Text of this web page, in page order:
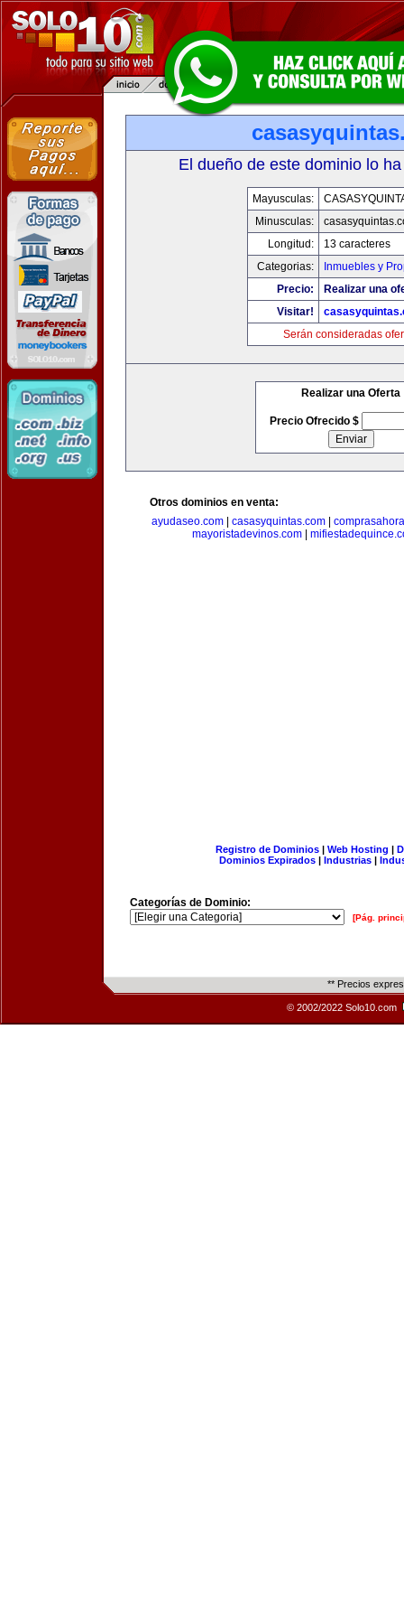
El dueño de este dominio lo
Mayusculas:
Minusculas:
Longitud:
13 caracteres
Categorias:
Inmuebles y
Precio:
Realizar una
Visitar!
Serán consideradas
Realizar una Oferta
Precio Ofrecido $
Otros dominios en venta:
ayudaseo.com
casasyquintas.com
mayoristadevinos.com
Registro de Dominios| Web Hosting |
Dominios Expirados | Industrias |
Categorías de Dominio:
[Pág.
** Precios
© 2002/2022 Solo10.com